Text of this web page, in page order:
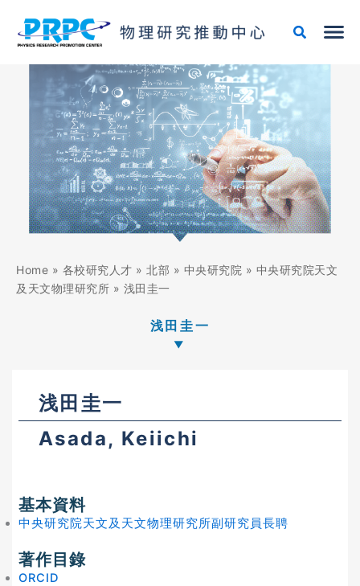
Home » 各校研究人才 » 北部 » 中央研究院 » 中央研究院天文
及天文物理研究所 » 浅田圭一
浅田圭一
浅田圭一
Asada, Keiichi
基本資料
中央研究院天文及天文物理研究所副研究員長聘
著作目錄
ORCID